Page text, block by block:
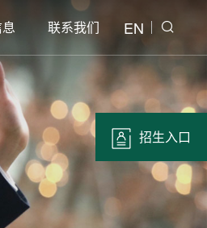
联系我们 EN
招生入口